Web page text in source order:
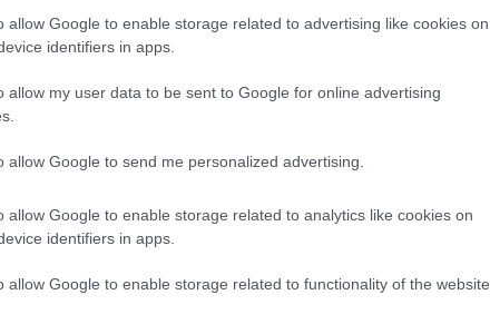
allow Google to enable storage related to advertising like cookies on
identifiers in apps.
allow my user data to be sent to Google for online advertising
allow Google to send me personalized advertising.
allow Google to enable storage related to analytics like cookies on
identifiers in apps.
allow Google to enable storage related to functionality of the website
τον σεισμό των
200 χιλιομέτρων ανατολικά της
σχέση με τα ρήγματα που βρίσκονται στον
για το
σεισμό
που
. Ωστόσο, το φαινόμενο πρέπει να το
ναησυχάσουμε
και μακροπρόθεσμα και όχι
διάστημανα σημειώνονται 2-3 σημαντικοί